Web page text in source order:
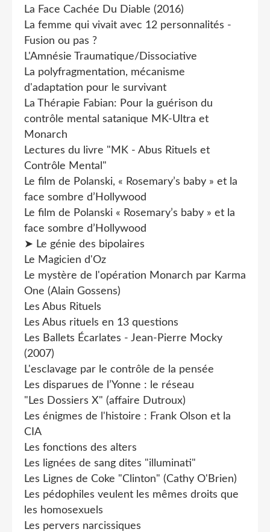
La Face Cachée Du Diable (2016)
La femme qui vivait avec 12 personnalités -
Fusion ou pas ?
L'Amnésie Traumatique/Dissociative
La polyfragmentation, mécanisme
d'adaptation pour le survivant
La Thérapie Fabian: Pour la guérison du
contrôle mental satanique MK-Ultra et
Monarch
Lectures du livre "MK - Abus Rituels et
Contrôle Mental"
Le film de Polanski, « Rosemary’s baby » et la
face sombre d’Hollywood
Le film de Polanski « Rosemary’s baby » et la
face sombre d’Hollywood
➤ Le génie des bipolaires
Le Magicien d'Oz
Le mystère de l'opération Monarch par Karma
One (Alain Gossens)
Les Abus Rituels
Les Abus rituels en 13 questions
Les Ballets Écarlates - Jean-Pierre Mocky
(2007)
L'esclavage par le contrôle de la pensée
Les disparues de l’Yonne : le réseau
"Les Dossiers X" (affaire Dutroux)
Les énigmes de l'histoire : Frank Olson et la
CIA
Les fonctions des alters
Les lignées de sang dites "illuminati"
Les Lignes de Coke "Clinton" (Cathy O'Brien)
Les pédophiles veulent les mêmes droits que
les homosexuels
Les pervers narcissiques